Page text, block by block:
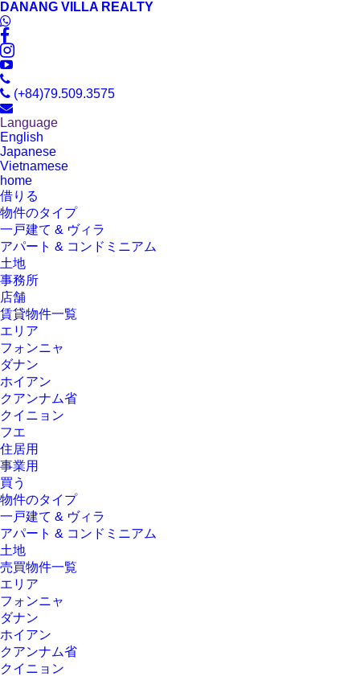
DANANG VILLA REALTY
(+84)79.509.3575
Language
English
Japanese
Vietnamese
home
借りる
物件のタイプ
一戸建て & ヴィラ
アパート & コンドミニアム
土地
事務所
店舗
賃貸物件一覧
エリア
フォンニャ
ダナン
ホイアン
クアンナム省
クイニョン
フエ
住居用
事業用
買う
物件のタイプ
一戸建て & ヴィラ
アパート & コンドミニアム
土地
売買物件一覧
エリア
フォンニャ
ダナン
ホイアン
クアンナム省
クイニョン